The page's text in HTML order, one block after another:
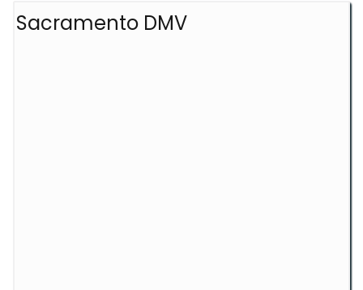
Sacramento DMV